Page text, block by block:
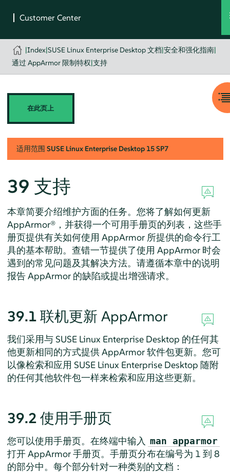
|Index|SUSE Linux Enterprise Desktop 文档|安全和强化指南|
通过 AppArmor 限制特权|支持
在此页上
适用范围 SUSE Linux Enterprise Desktop 15 SP7
39 支持
本章简要介绍维护方面的任务。您将了解如何更新
AppArmor®，并获得一个可用手册页的列表，这些手
册页提供有关如何使用 AppArmor所提供的命令行工
具的基本帮助。查错一节提供了使用 AppArmor时会
遇到的常见问题及其解决方法。请遵循本章中的说明
报告AppArmor的缺陷或提出增强请求。
39.1 联机更新 AppArmor
我们采用与 SUSE Linux Enterprise Desktop 的任何其
他更新相同的方式提供AppArmor软件包更新。您可
以像检索和应用 SUSE Linux Enterprise Desktop 随附
的任何其他软件包一样来检索和应用这些更新。
39.2 使用手册页
您可以使用手册页。在终端中输入 man apparmor
打开AppArmor手册页。手册页分布在编号为 1 到 8
的部分中。每个部分针对一种类别的文档：